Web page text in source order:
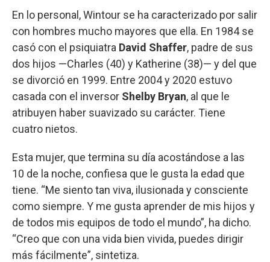
En lo personal, Wintour se ha caracterizado por salir
con hombres mucho mayores que ella. En 1984 se
casó con el psiquiatra David Shaffer, padre de sus
dos hijos —Charles (40) y Katherine (38)— y del que
se divorció en 1999. Entre 2004 y 2020 estuvo
casada con el inversor Shelby Bryan, al que le
atribuyen haber suavizado su carácter. Tiene
cuatro nietos.
Esta mujer, que termina su día acostándose a las
10 de la noche, confiesa que le gusta la edad que
tiene. “Me siento tan viva, ilusionada y consciente
como siempre. Y me gusta aprender de mis hijos y
de todos mis equipos de todo el mundo”, ha dicho.
“Creo que con una vida bien vivida, puedes dirigir
más fácilmente”, sintetiza.